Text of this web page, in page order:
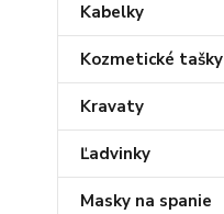
Kabelky
Kozmetické tašky
Kravaty
Ľadvinky
Masky na spanie